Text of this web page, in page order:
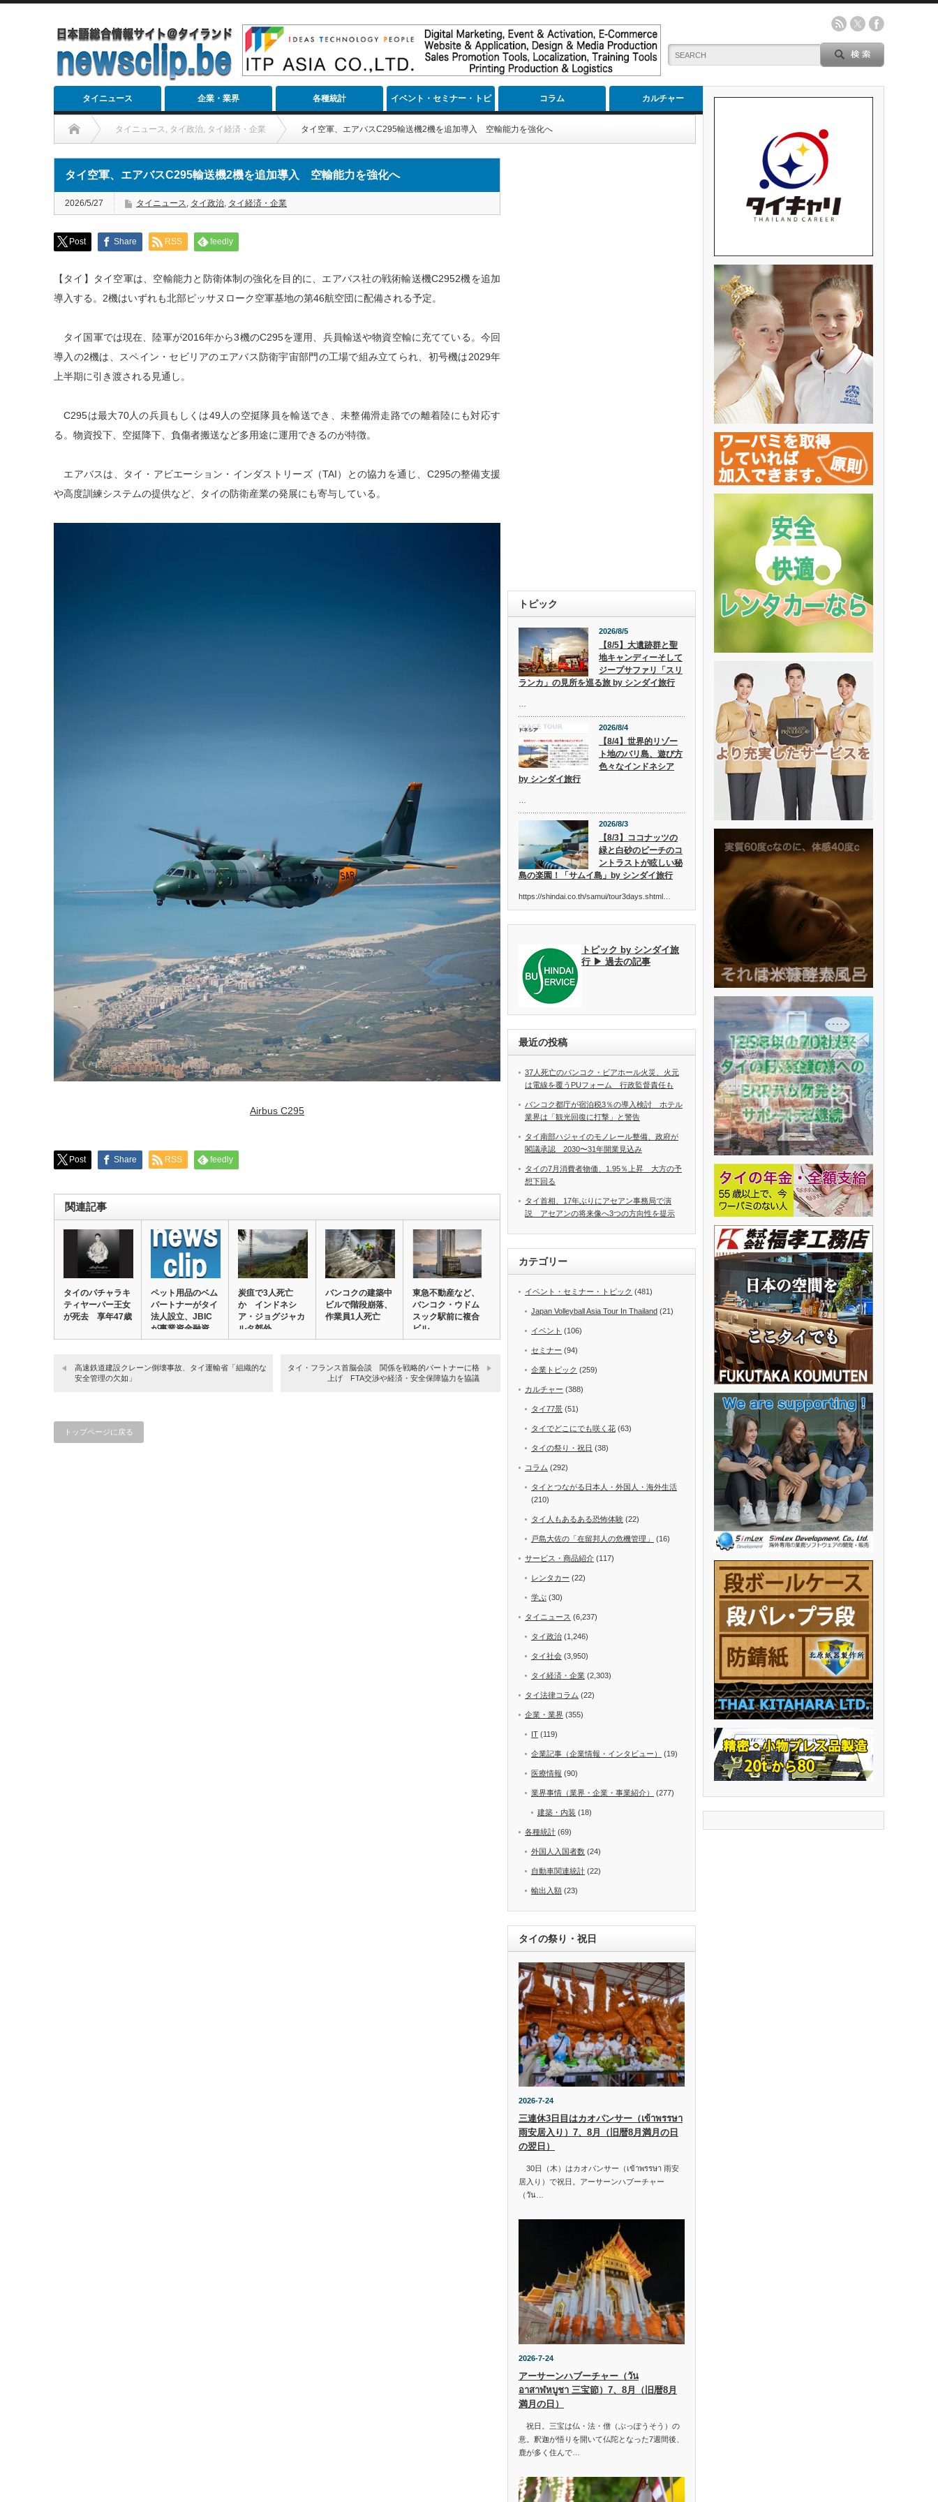
タイニュース 企業・業界 各種統計 イベント・セミナー・トピ
ック
コラム カルチャー
タイニュース, タイ政治, タイ経済・企業 タイ空軍、エアバスC295輸送機2機を追加導入 空輸能力を強化へ
タイ空軍、エアバスC295輸送機2機を追加導入 空輸能力を強化へ
2026/5/27 タイニュース, タイ政治, タイ経済・企業
Post Share RSS feedly
【タイ】タイ空軍は、空輸能力と防衛体制の強化を目的に、エアバス社の戦術輸送機C2952機を追加
導入する。2機はいずれも北部ピッサヌローク空軍基地の第46航空団に配備される予定。
タイ国軍では現在、陸軍が2016年から3機のC295を運用、兵員輸送や物資空輸に充てている。今回
導入の2機は、スペイン・セビリアのエアバス防衛宇宙部門の工場で組み立てられ、初号機は2029年
上半期に引き渡される見通し。
C295は最大70人の兵員もしくは49人の空挺隊員を輸送でき、未整備滑走路での離着陸にも対応す
る。物資投下、空挺降下、負傷者搬送など多用途に運用できるのが特徴。
エアバスは、タイ・アビエーション・インダストリーズ（TAI）との協力を通じ、C295の整備支援
や高度訓練システムの提供など、タイの防衛産業の発展にも寄与している。
Airbus C295
Post Share RSS feedly
関連記事
タイのパチャラキ
ティヤーパー王女
が死去 享年47歳
ペット用品のベム
パートナーがタイ
法人設立、JBIC
が事業資金融資…
炭疽で3人死亡
か インドネシ
ア・ジョグジャカ
ルタ郊外
バンコクの建築中
ビルで階段崩落、
作業員1人死亡
東急不動産など、
バンコク・ウドム
スック駅前に複合
ビル
高速鉄道建設クレーン倒壊事故、タイ運輸省「組織的な
安全管理の欠如」
タイ・フランス首脳会談 関係を戦略的パートナーに格
上げ FTA交渉や経済・安全保障協力を協議
トップページに戻る
トピック
2026/8/5
【8/5】大遺跡群と聖
地キャンディーそして
ジープサファリ「スリ
ランカ」の見所を巡る旅 by シンダイ旅行
2026/8/4
【8/4】世界的リゾー
ト地のバリ島、遊び方
色々なインドネシア
by シンダイ旅行
2026/8/3
【8/3】ココナッツの
緑と白砂のビーチのコ
ントラストが眩しい秘
島の楽園！「サムイ島」by シンダイ旅行
https://shindai.co.th/samui/tour3days.shtml…
トピック by シンダイ旅
行 ▶ 過去の記事
最近の投稿
37人死亡のバンコク・ビアホール火災、火元
は電線を覆うPUフォーム 行政監督責任も
バンコク都庁が宿泊税3％の導入検討 ホテル
業界は「観光回復に打撃」と警告
タイ南部ハジャイのモノレール整備、政府が
閣議承認 2030〜31年開業見込み
タイの7月消費者物価、1.95％上昇 大方の予
想下回る
タイ首相、17年ぶりにアセアン事務局で演
説 アセアンの将来像へ3つの方向性を提示
カテゴリー
イベント・セミナー・トピック (481)
Japan Volleyball Asia Tour In Thailand (21)
イベント (106)
セミナー (94)
企業トピック (259)
カルチャー (388)
タイ77景 (51)
タイでどこにでも咲く花 (63)
タイの祭り・祝日 (38)
コラム (292)
タイとつながる日本人・外国人・海外生活
(210)
タイ人もあるある恐怖体験 (22)
戸島大佐の「在留邦人の危機管理」 (16)
サービス・商品紹介 (117)
レンタカー (22)
学ぶ (30)
タイニュース (6,237)
タイ政治 (1,246)
タイ社会 (3,950)
タイ経済・企業 (2,303)
タイ法律コラム (22)
企業・業界 (355)
IT (119)
企業記事（企業情報・インタビュー） (19)
医療情報 (90)
業界事情（業界・企業・事業紹介） (277)
建築・内装 (18)
各種統計 (69)
外国人入国者数 (24)
自動車関連統計 (22)
輸出入額 (23)
タイの祭り・祝日
2026-7-24
三連休3日目はカオパンサー（เข้าพรรษา
雨安居入り）7、8月（旧暦8月満月の日
の翌日）
30日（木）はカオパンサー（เข้าพรรษา 雨安
居入り）で祝日。アーサーンハブーチャー
（วัน…
2026-7-24
アーサーンハブーチャー（วัน
อาสาฬหบูชา 三宝節）7、8月（旧暦8月
満月の日）
祝日。三宝は仏・法・僧（ぶっぽうそう）の
意。釈迦が悟りを開いて仏陀となった7週間後、
鹿が多く住んで…